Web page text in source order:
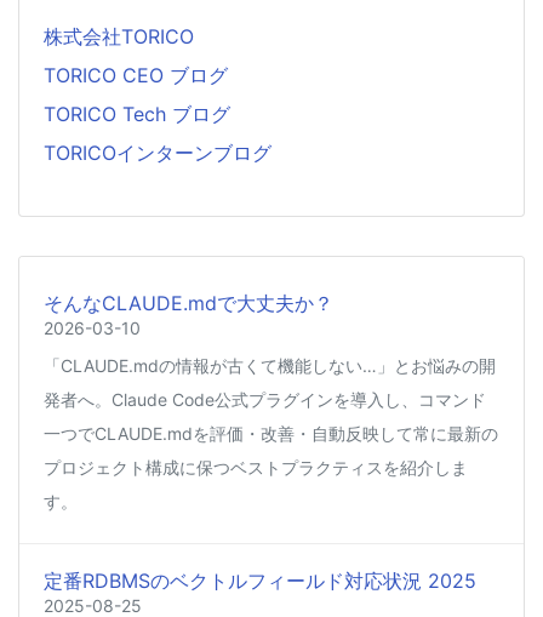
株式会社TORICO
TORICO CEO ブログ
TORICO Tech ブログ
TORICOインターンブログ
そんなCLAUDE.mdで大丈夫か？
2026-03-10
「CLAUDE.mdの情報が古くて機能しない…」とお悩みの開
発者へ。Claude Code公式プラグインを導入し、コマンド
一つでCLAUDE.mdを評価・改善・自動反映して常に最新の
プロジェクト構成に保つベストプラクティスを紹介しま
す。
定番RDBMSのベクトルフィールド対応状況 2025
2025-08-25